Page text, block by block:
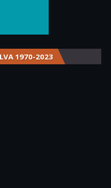
1970-2023